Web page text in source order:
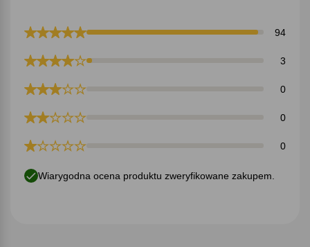
94
3
0
0
0
Wiarygodna ocena produktu zweryfikowane zakupem.